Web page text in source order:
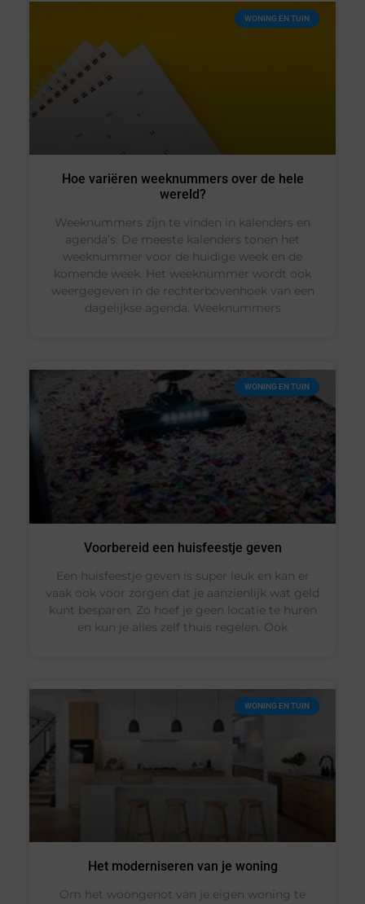
WONING EN TUIN
Hoe variëren weeknummers over de hele
wereld?
Weeknummers zijn te vinden in kalenders en
agenda’s. De meeste kalenders tonen het
weeknummer voor de huidige week en de
komende week. Het weeknummer wordt ook
weergegeven in de rechterbovenhoek van een
dagelijkse agenda. Weeknummers
WONING EN TUIN
Voorbereid een huisfeestje geven
Een huisfeestje geven is super leuk en kan er
vaak ook voor zorgen dat je aanzienlijk wat geld
kunt besparen. Zo hoef je geen locatie te huren
en kun je alles zelf thuis regelen. Ook
WONING EN TUIN
Het moderniseren van je woning
Om het woongenot van je eigen woning te